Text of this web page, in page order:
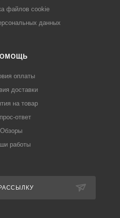
файлов cookie
данных
оплаты
доставки
на товар
ответ
Обзоры
работы